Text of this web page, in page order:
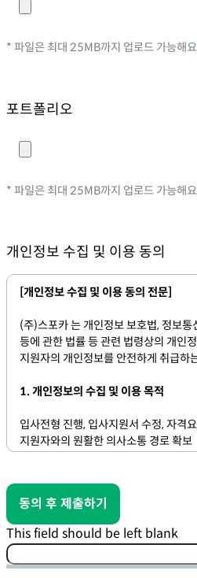
* 파일은 최대 25MB까지 업로드 가능해
포트폴리오
* 파일은 최대 25MB까지 업로드 가능해
개인정보 수집 및 이용 동의
[개인정보 수집 및 이용 동의 전문]
(주)스포카 는 개인정보 보호법, 정보
등에 관한 법률 등 관련 법령상의 개인
지원자의 개인정보를 안전하게 취급하
1. 개인정보의 수집 및 이용 목적
입사전형 진행, 입사지원서 수정, 자격
지원자와의 원활한 의사소통 경로 확보
[필수항목] : 성명, 이메일 주소, 전화번호
[선택항목] : 성별, 국적, 학력사항(학교
세부전공, 성적, 졸업구분), 경력사항(회
동의 후 제출하기
This field should be left blank